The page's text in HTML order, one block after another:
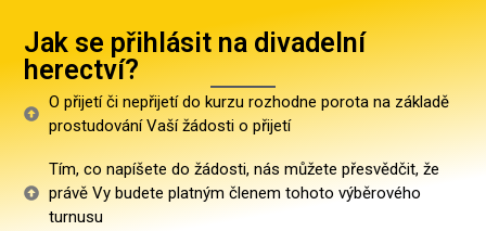
Jak se přihlásit na divadelní
herectví?
O přijetí či nepřijetí do kurzu rozhodne porota na základě
prostudování Vaší žádosti o přijetí
Tím, co napíšete do žádosti, nás můžete přesvědčit, že
právě Vy budete platným členem tohoto výběrového
turnusu